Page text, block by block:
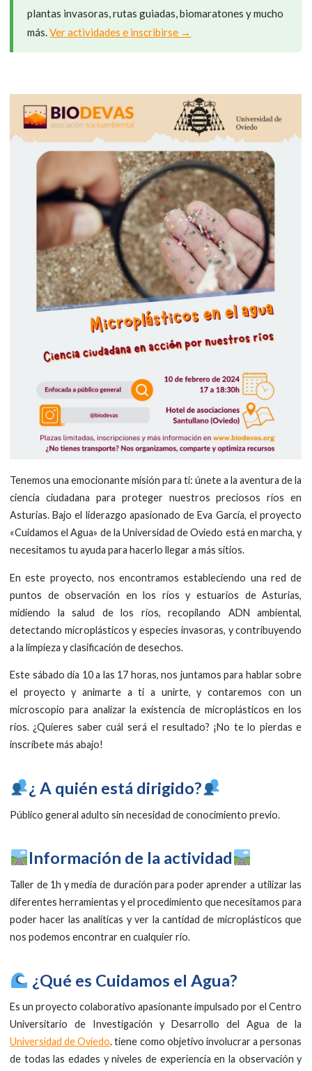
plantas invasoras, rutas guiadas, biomaratones y mucho
más.Ver actividades e inscribirse →
Tenemos una emocionante misión para ti: únete a la aventura de la
ciencia ciudadana para proteger nuestros preciosos ríos en
Asturias. Bajo el liderazgo apasionado de Eva García, el proyecto
«Cuidamos el Agua» de la Universidad de Oviedo está en marcha, y
necesitamos tu ayuda para hacerlo llegar a más sitios.
En este proyecto, nos encontramos estableciendo una red de
puntos de observación en los ríos y estuarios de Asturias,
midiendo la salud de los ríos, recopilando ADN ambiental,
detectando microplásticos y especies invasoras, y contribuyendo
a la limpieza y clasificación de desechos.
Este sábado día 10 a las 17 horas, nos juntamos para hablar sobre
el proyecto y animarte a ti a unirte, y contaremos con un
microscopio para analizar la existencia de microplásticos en los
ríos. ¿Quieres saber cuál será el resultado? ¡No te lo pierdas e
inscríbete más abajo!
​¿ A quién está dirigido?
Público general adulto sin necesidad de conocimiento previo.
Información de la actividad
Taller de 1h y media de duración para poder aprender a utilizar las
diferentes herramientas y el procedimiento que necesitamos para
poder hacer las analíticas y ver la cantidad de microplásticos que
nos podemos encontrar en cualquier río.
¿Qué es Cuidamos el Agua?
Es un proyecto colaborativo apasionante impulsado por el Centro
Universitario de Investigación y Desarrollo del Agua de la
Universidad de Oviedo. tiene como objetivo involucrar a personas
de todas las edades y niveles de experiencia en la observación y